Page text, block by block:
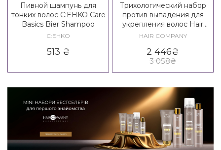
Пивной шампунь для
тонких волос C:EHKO Care
Basics Bier Shampoo
C:EHKO
513 ₴
Трихологический набор
против выпадения для
укрепления волос Hair
Company Double Action
HAIR COMPANY
2 446₴
3 058₴